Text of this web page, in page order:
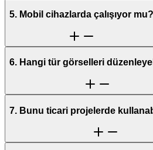
5. Mobil cihazlarda çalışıyor mu?
6. Hangi tür görselleri
7. Bunu ticari projelerde